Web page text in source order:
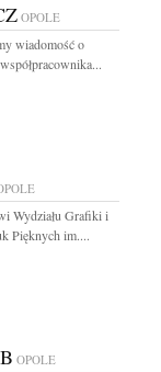
OPOLE
wiadomość o
Wydziału Grafiki i
Pięknych im....
OPOLE